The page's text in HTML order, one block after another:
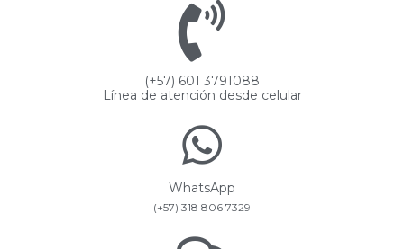
(+57) 601 3791088
Línea de atención desde celular
WhatsApp
(+57) 318 806 7329